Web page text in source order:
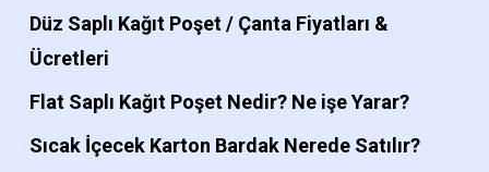
Düz Saplı Kağıt Poşet / Çanta Fiyatları &
Ücretleri
Flat Saplı Kağıt Poşet Nedir? Ne işe Yarar?
Sıcak İçecek Karton Bardak Nerede Satılır?